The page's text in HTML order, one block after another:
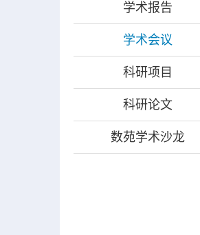
学术报告
学术会议
科研项目
科研论文
数苑学术沙龙